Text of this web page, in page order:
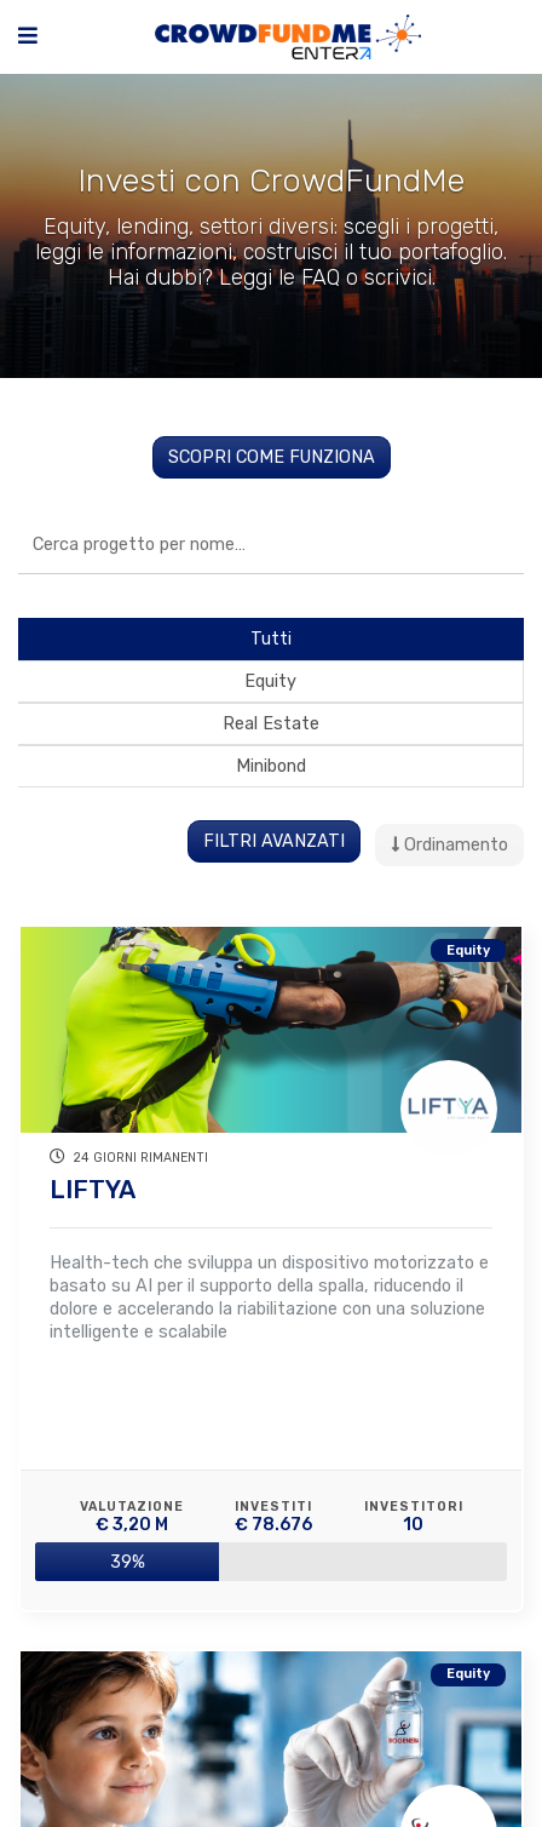
Investi con CrowdFundMe
Equity, lending, settori diversi: scegli i progetti,
leggi le informazioni, costruisci il tuo portafoglio.
Hai dubbi? Leggi le FAQ o scrivici.
SCOPRI COME FUNZIONA
Tutti
Equity
Real Estate
Minibond
FILTRI AVANZATI Ordinamento
Equity
24 GIORNI RIMANENTI
LIFTYA
Health-tech che sviluppa un dispositivo motorizzato e
basato su AI per il supporto della spalla, riducendo il
dolore e accelerando la riabilitazione con una soluzione
intelligente e scalabile
VALUTAZIONE
€ 3,20 M
INVESTITI
€ 78.676
INVESTITORI
10
39%
Equity